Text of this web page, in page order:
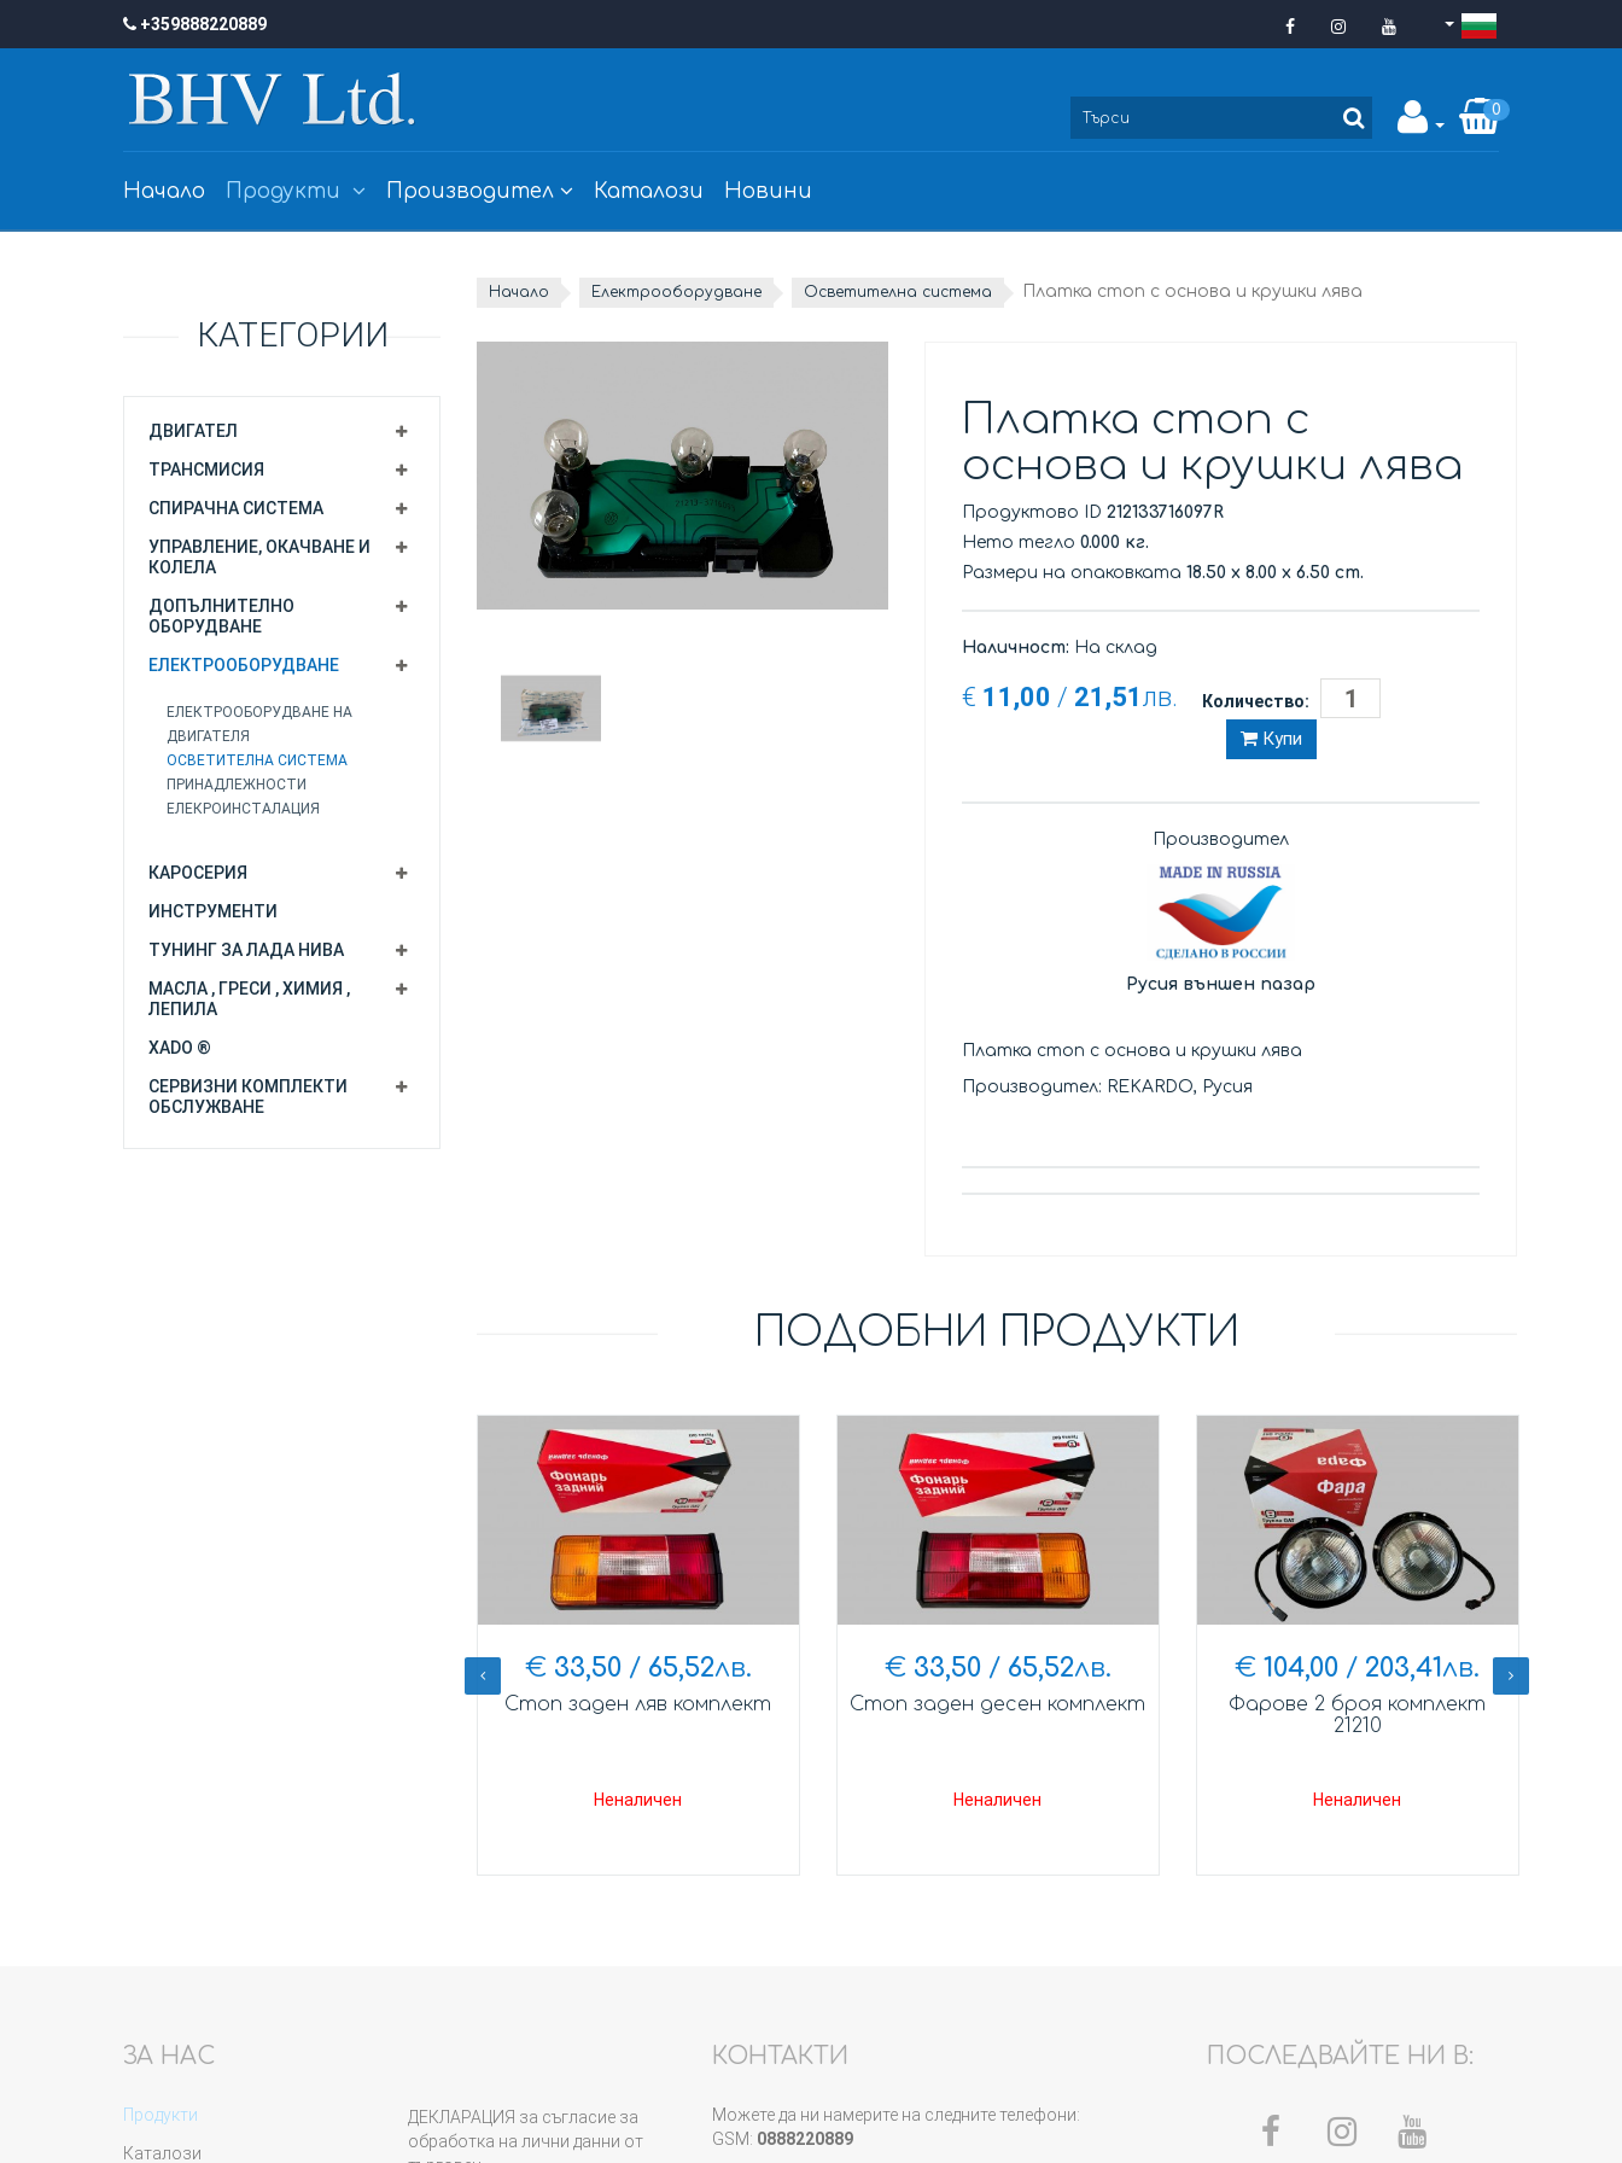
+359888220889
0
Начало Продукти Производител Каталози Новини
КАТЕГОРИИ
ДВИГАТЕЛ
ТРАНСМИСИЯ
СПИРАЧНА СИСТЕМА
УПРАВЛЕНИЕ, ОКАЧВАНЕ И
КОЛЕЛА
ДОПЪЛНИТЕЛНО
ОБОРУДВАНЕ
ЕЛЕКТРООБОРУДВАНЕ
ЕЛЕКТРООБОРУДВАНЕ НА
ДВИГАТЕЛЯ
ОСВЕТИТЕЛНА СИСТЕМА
ПРИНАДЛЕЖНОСТИ
ЕЛЕКРОИНСТАЛАЦИЯ
КАРОСЕРИЯ
ИНСТРУМЕНТИ
ТУНИНГ ЗА ЛАДА НИВА
МАСЛА , ГРЕСИ , ХИМИЯ ,
ЛЕПИЛА
XADO ®
СЕРВИЗНИ КОМПЛЕКТИ
ОБСЛУЖВАНЕ
Начало Електрооборудване Осветителна система Платка стоп с основа и крушки лява
Платка стоп с
основа и крушки лява
Продуктово ID212133716097R
Нето тегло0.000 кг.
Размери на опаковката18.50x 8.00x 6.50 cm.
Наличност: На склад
€ 11,00 / 21,51лв. Количество:
Купи
Производител
Русия външен пазар
Платка стоп с основа и крушки лява
Производител: REKARDO, Русия
ПОДОБНИ ПРОДУКТИ
€ 33,50/ 65,52лв.
Стоп заден ляв комплект
Неналичен
€ 33,50/ 65,52лв.
Стоп заден десен комплект
Неналичен
€ 104,00 / 203,41 лв.
Фарове 2 броя комплект
21210
Неналичен
ЗА НАС
Продукти
Каталози
ДЕКЛАРАЦИЯ за съгласие за
обработка на лични данни от
КОНТАКТИ
Можете да ни намерите на следните телефони:
GSM: 0888220889
ПОСЛЕДВАЙТЕ НИ В: